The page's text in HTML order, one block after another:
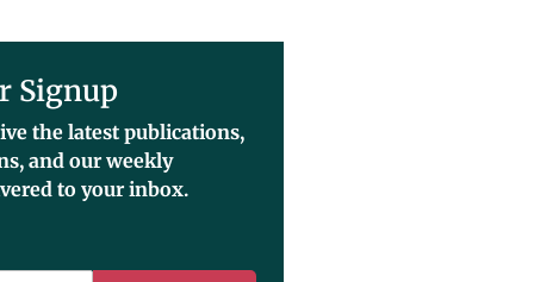
Signup
the latest publications,
and our weekly
to your inbox.